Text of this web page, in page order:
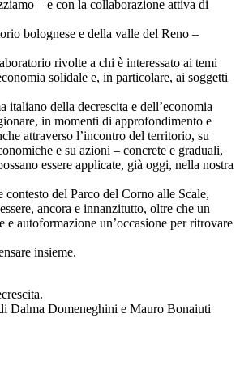
– e con la collaborazione attiva di
bolognese e della valle del Reno –
rivolte a chi è interessato ai temi
solidale e, in particolare, ai soggetti
italiano della decrescita e dell’economia
in momenti di approfondimento e
attraverso l’incontro del territorio, su
e su azioni – concrete e graduali,
essere applicate, già oggi, nella nostra
contesto del Parco del Corno alle Scale,
ancora e innanzitutto, oltre che un
e autoformazione un’occasione per ritrovare
insieme.
Dalma Domeneghini e Mauro Bonaiuti